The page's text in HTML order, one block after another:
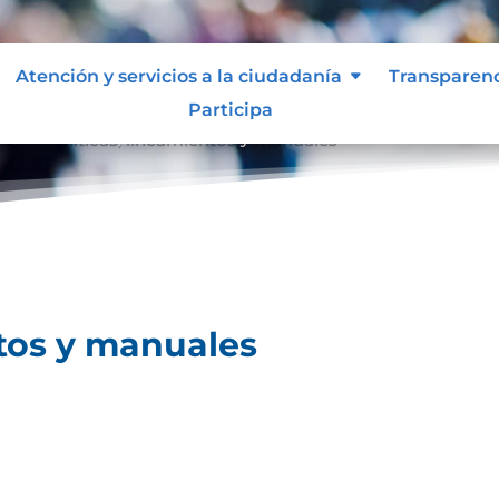
Atención y servicios a la ciudadanía
Participa
y manuales